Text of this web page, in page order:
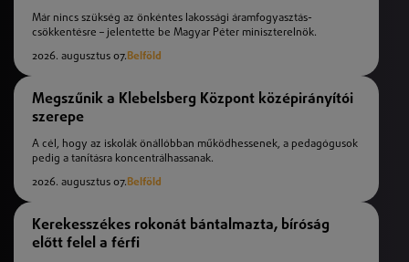
Már nincs szükség az önkéntes lakossági áramfogyasztás-
csökkentésre – jelentette be Magyar Péter miniszterelnök.
2026. augusztus 07.Belföld
Megszűnik a Klebelsberg Központ középirányítói
szerepe
A cél, hogy az iskolák önállóbban működhessenek, a pedagógusok
pedig a tanításra koncentrálhassanak.
2026. augusztus 07.Belföld
Kerekesszékes rokonát bántalmazta, bíróság
előtt felel a férfi